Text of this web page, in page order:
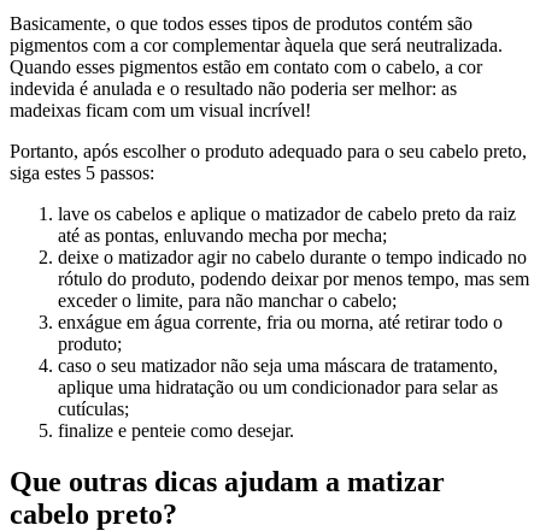
Basicamente, o que todos esses tipos de produtos contém são
pigmentos com a cor complementar àquela que será neutralizada.
Quando esses pigmentos estão em contato com o cabelo, a cor
indevida é anulada e o resultado não poderia ser melhor: as
madeixas ficam com um visual incrível!
Portanto, após escolher o produto adequado para o seu cabelo preto,
siga estes 5 passos:
lave os cabelos e aplique o matizador de cabelo preto da raiz
até as pontas, enluvando mecha por mecha;
deixe o matizador agir no cabelo durante o tempo indicado no
rótulo do produto, podendo deixar por menos tempo, mas sem
exceder o limite, para não manchar o cabelo;
enxágue em água corrente, fria ou morna, até retirar todo o
produto;
caso o seu matizador não seja uma máscara de tratamento,
aplique uma hidratação ou um condicionador para selar as
cutículas;
finalize e penteie como desejar.
Que outras dicas ajudam a matizar
cabelo preto?